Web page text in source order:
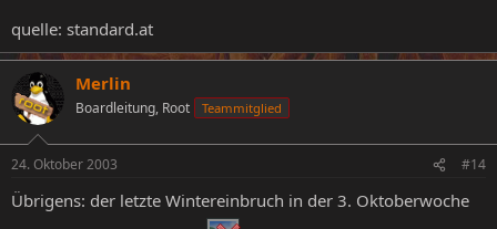
quelle: standard.at
Merlin
Boardleitung, Root Teammitglied
24. Oktober 2003 #14
Übrigens: der letzte Wintereinbruch in der 3. Oktoberwoche